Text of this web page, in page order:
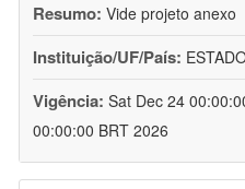
Resumo: Vide projeto anexo
Instituição/UF/País:
Vigência: Sat Dec 24
00:00:00 BRT 2026